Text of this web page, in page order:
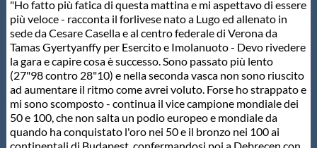
"Ho fatto più fatica di questa mattina e mi aspettavo di essere
più veloce - racconta il forlivese nato a Lugo ed allenato in
sede da Cesare Casella e al centro federale di Verona da
Tamas Gyertyanffy per Esercito e Imolanuoto - Devo rivedere
la gara e capire cosa è successo. Sono passato più lento
(27"98 contro 28"10) e nella seconda vasca non sono riuscito
ad aumentare il ritmo come avrei voluto. Forse ho strappato e
mi sono scomposto - continua il vice campione mondiale dei
50 e 100, che non salta un podio europeo e mondiale da
quando ha conquistato l'oro nei 50 e il bronzo nei 100 ai